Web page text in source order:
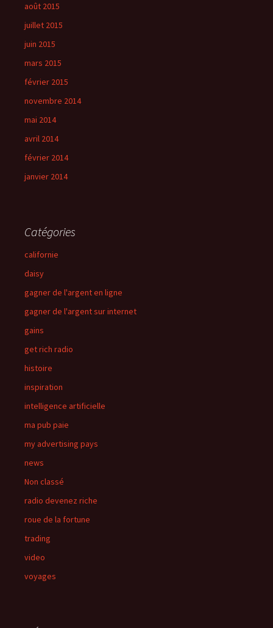
août 2015
juillet 2015
juin 2015
mars 2015
février 2015
novembre 2014
mai 2014
avril 2014
février 2014
janvier 2014
Catégories
californie
daisy
gagner de l'argent en ligne
gagner de l'argent sur internet
gains
get rich radio
histoire
inspiration
intelligence artificielle
ma pub paie
my advertising pays
news
Non classé
radio devenez riche
roue de la fortune
trading
video
voyages